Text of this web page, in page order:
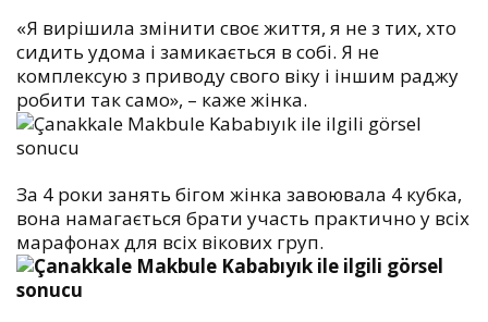
«Я вирішила змінити своє життя, я не з тих, хто
сидить удома і замикається в собі. Я не
комплексую з приводу свого віку і іншим раджу
робити так само», – каже жінка.
За 4 роки занять бігом жінка завоювала 4 кубка,
вона намагається брати участь практично у всіх
марафонах для всіх вікових груп.